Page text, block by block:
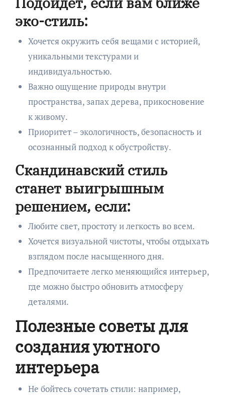
эко-стиль:
Хочется окружить себя вещами с историей,
уникальными текстурами и
индивидуальностью.
Важно ощущение природы внутри
пространства, запах дерева, прикосновение
к живому.
Приоритет – экологичность, безопасность и
осознанный подход к обустройству.
Скандинавский стиль
станет выигрышным
решением, если:
Любите свет, простоту и легкость во всем.
Хочется визуальной чистоты, чтобы отдыхать
взглядом после насыщенного дня.
Предпочитаете легко меняющийся интерьер,
где можно быстро обновить атмосферу
деталями.
Полезные советы для
создания уютного
интерьера
Не бойтесь сочетать стили: например,